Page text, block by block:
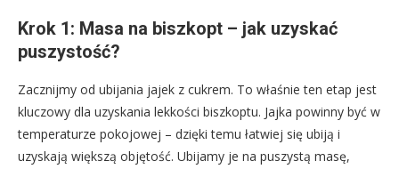
Krok 1: Masa na biszkopt – jak uzyskać
puszystość?
Zacznijmy od ubijania jajek z cukrem. To właśnie ten etap jest
kluczowy dla uzyskania lekkości biszkoptu. Jajka powinny być w
temperaturze pokojowej – dzięki temu łatwiej się ubiją i
uzyskają większą objętość. Ubijamy je na puszystą masę,